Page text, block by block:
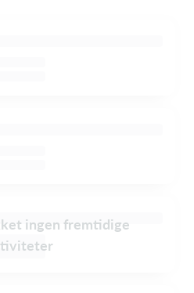
ingen fremtidige